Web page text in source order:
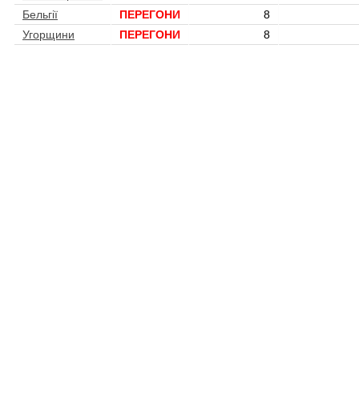
Бельгії
ПЕРЕГОНИ
8
Угорщини
ПЕРЕГОНИ 8